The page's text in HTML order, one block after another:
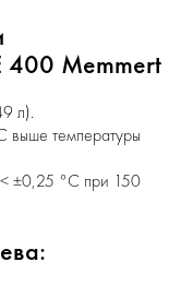
400 Memmert
л).
выше температуры
±0,25 °C при 150